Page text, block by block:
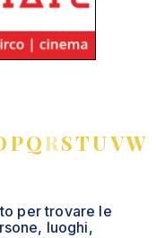
PQRSTUVW
per trovare le
luoghi,